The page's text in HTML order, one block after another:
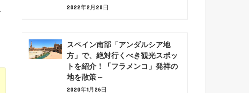
2022年2月20日
スペイン南部「アンダルシア地
方」で、絶対行くべき観光スポッ
トを紹介！「フラメンコ」発祥の
地を散策～
2020年1月26日